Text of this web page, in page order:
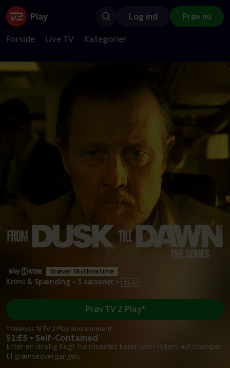
Log ind Prøv nu
Forside Live TV Kategorier
Kræver SkyShowtime
Krimi & Spænding • 3 sæsoner •
S1:E5 • Self-Contained
Efter en dristig flugt fra motellet kører Seth Fullers autocamper
til grænseovergangen.
Prøv TV 2 Play*
*tilkøbes til TV 2 Play abonnement